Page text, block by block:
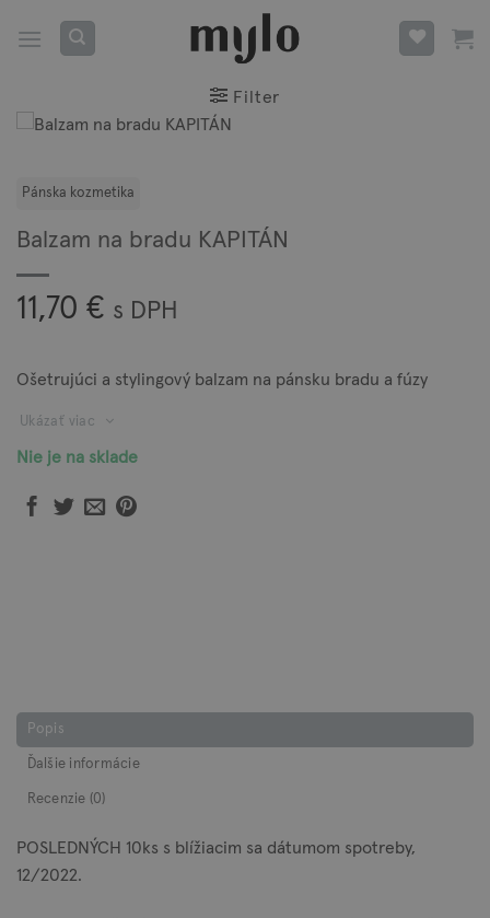
Filter
Balzam na bradu KAPITÁN
11,70 € s DPH
Ošetrujúci a stylingový balzam na pánsku bradu a fúzy
Ukázať viac
Nie je na sklade
Popis
Ďalšie informácie
Recenzie (0)
POSLEDNÝCH 10ks s blížiacim sa dátumom spotreby,
12/2022.